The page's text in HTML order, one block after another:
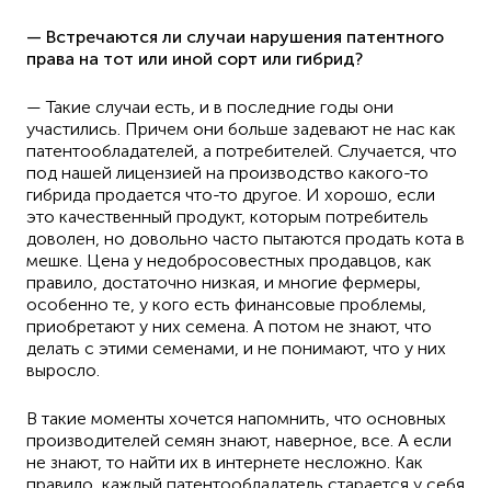
— Встречаются ли случаи нарушения патентного
права на тот или иной сорт или гибрид?
— Такие случаи есть, и в последние годы они
участились. Причем они больше задевают не нас как
патентообладателей, а потребителей. Случается, что
под нашей лицензией на производство какого-то
гибрида продается что-то другое. И хорошо, если
это качественный продукт, которым потребитель
доволен, но довольно часто пытаются продать кота в
мешке. Цена у недобросовестных продавцов, как
правило, достаточно низкая, и многие фермеры,
особенно те, у кого есть финансовые проблемы,
приобретают у них семена. А потом не знают, что
делать с этими семенами, и не понимают, что у них
выросло.
В такие моменты хочется напомнить, что основных
производителей семян знают, наверное, все. А если
не знают, то найти их в интернете несложно. Как
правило, каждый патентообладатель старается у себя